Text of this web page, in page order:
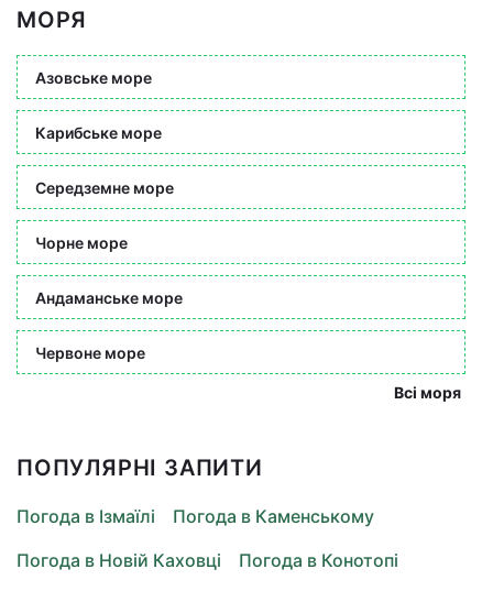
МОРЯ
Азовське море
Карибське море
Середземне море
Чорне море
Андаманське море
Червоне море
Всі моря
ПОПУЛЯРНІ ЗАПИТИ
Погода в Ізмаїлі
Погода в Каменському
Погода в Новій Каховці
Погода в Конотопі